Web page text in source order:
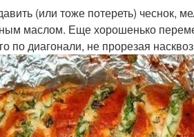
(или тоже потереть) чеснок,
маслом. Еще хорошенько
по диагонали, не прорезая